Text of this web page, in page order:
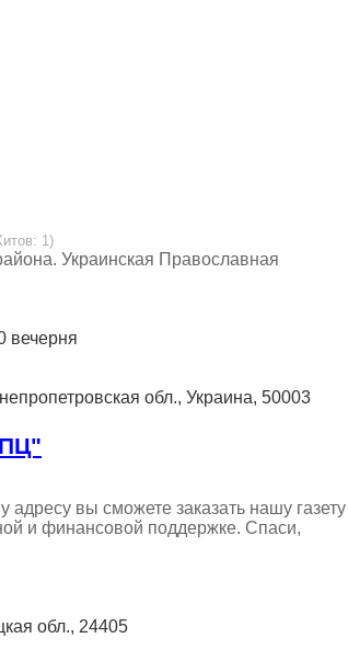
1)
Украинская Православная
вечерня
обл., Украина, 50003
вы сможете заказать нашу газету
и финансовой поддержке. Спаси,
обл., 24405